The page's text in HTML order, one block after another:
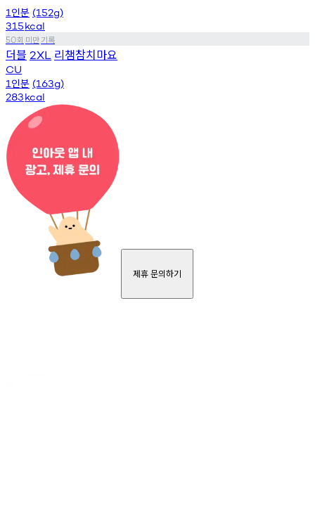
1 인분 (152g)
315kcal
50회 미만기록
더블 2XL 리챔참치마요
CU
1 인분 (163g)
283kcal
제휴 문의하기